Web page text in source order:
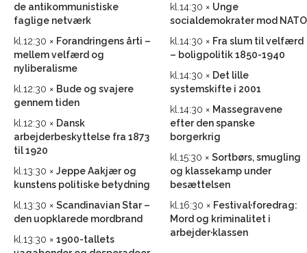
de antikommunistiske
faglige netværk
kl.12:30 × Forandringens årti –
mellem velfærd og
nyliberalisme
kl.12:30 × Bude og svajere
gennem tiden
kl.12:30 × Dansk
arbejderbeskyttelse fra 1873
til 1920
kl.13:30 × Jeppe Aakjær og
kunstens politiske betydning
kl.13:30 × Scandinavian Star –
den uopklarede mordbrand
kl.13:30 × 1900-tallets
kl.14:30 × Unge
socialdemokrater mod NATO
kl.14:30 × Fra slum til velfærd
– boligpolitik 1850-1940
kl.14:30 × Det lille
systemskifte i 2001
kl.14:30 × Massegravene
efter den spanske
borgerkrig
kl.15:30 × Sortbørs, smugling
og klassekamp under
besættelsen
kl.16:30 × Festival·foredrag:
Mord og kriminalitet i
arbejder·klassen